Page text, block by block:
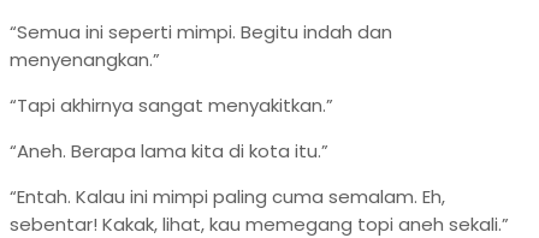
“Semua ini seperti mimpi. Begitu indah dan
menyenangkan.”
“Tapi akhirnya sangat menyakitkan.”
“Aneh. Berapa lama kita di kota itu.”
“Entah. Kalau ini mimpi paling cuma semalam. Eh,
sebentar! Kakak, lihat, kau memegang topi aneh sekali.”